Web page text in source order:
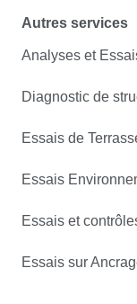
Autres services
Analyses et
Diagnostic de
Essais de
Essais
Essais et
Essais sur